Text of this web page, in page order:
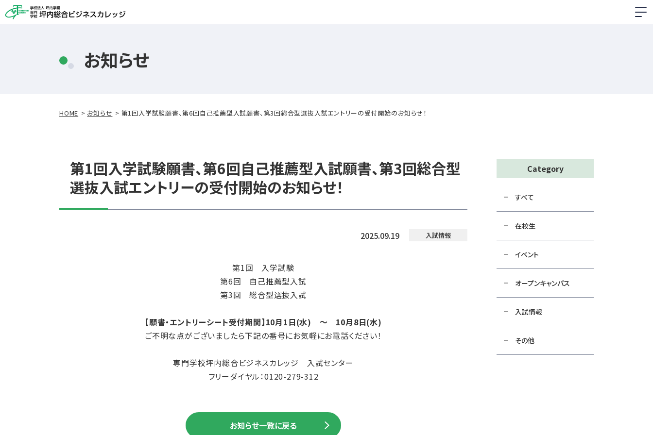
お知らせ
HOME お知らせ 第1回入学試験願書、第6回自己推薦型入試願書、第3回総合型選抜入試エントリーの受付開始のお知らせ！
第1回入学試験願書、第6回自己推薦型入試願書、第3回総合型
選抜入試エントリーの受付開始のお知らせ！
2025.09.19 入試情報
第1回 入学試験
第6回 自己推薦型入試
第3回 総合型選抜入試
【願書・エントリーシート受付期間】10月1日(水) ～ 10月8日(水)
ご不明な点がございましたら下記の番号にお気軽にお電話ください！
専門学校坪内総合ビジネスカレッジ 入試センター
フリーダイヤル：0120-279-312
お知らせ一覧に戻る
Category
すべて
在校生
イベント
オープンキャンパス
入試情報
その他